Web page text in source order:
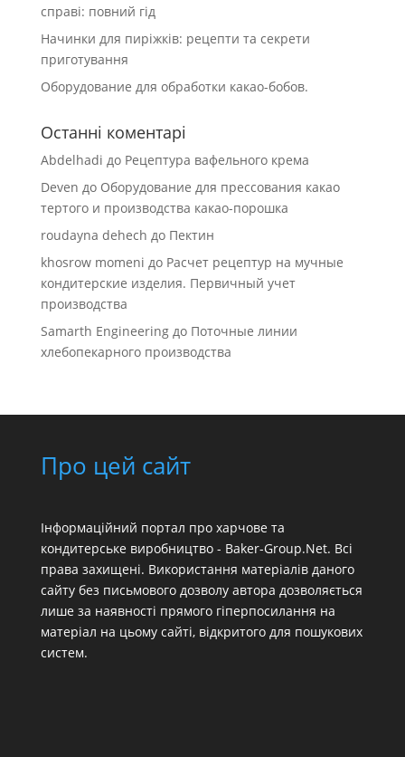
справі: повний гід
Начинки для пиріжків: рецепти та секрети
приготування
Оборудование для обработки какао-бобов.
Останні коментарі
Abdelhadi до Рецептура вафельного крема
Deven до Оборудование для прессования какао
тертого и производства какао-порошка
roudayna dehech до Пектин
khosrow momeni до Расчет рецептур на мучные
кондитерские изделия. Первичный учет
производства
Samarth Engineeringдо Поточные линии
хлебопекарного производства
Про цей сайт
Інформаційний портал про харчове та
кондитерське виробництво - Baker-Group.Net. Всі
права захищені. Використання матеріалів даного
сайту без письмового дозволу автора дозволяється
лише за наявності прямого гіперпосилання на
матеріал на цьому сайті, відкритого для пошукових
систем.